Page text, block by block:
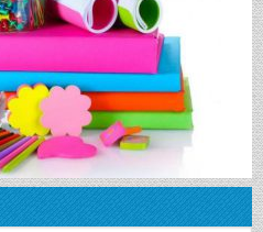
MS: TN 5014
MS: TN 5013
MS: TN 5012